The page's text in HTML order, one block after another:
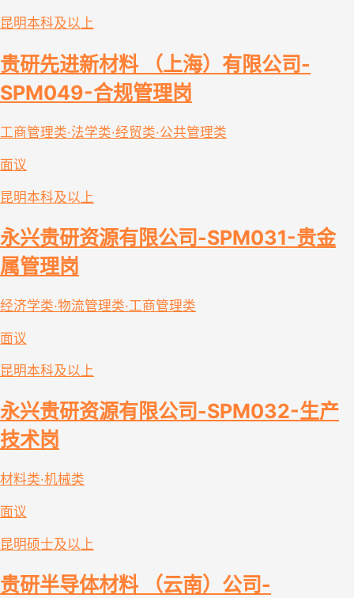
昆明本科及以上
贵研先进新材料 （上海）有限公司-
SPM049-合规管理岗
工商管理类·法学类·经贸类·公共管理类
面议
昆明本科及以上
永兴贵研资源有限公司-SPM031-贵金
属管理岗
经济学类·物流管理类·工商管理类
面议
昆明本科及以上
永兴贵研资源有限公司-SPM032-生产
技术岗
材料类·机械类
面议
昆明硕士及以上
贵研半导体材料 （云南）公司-